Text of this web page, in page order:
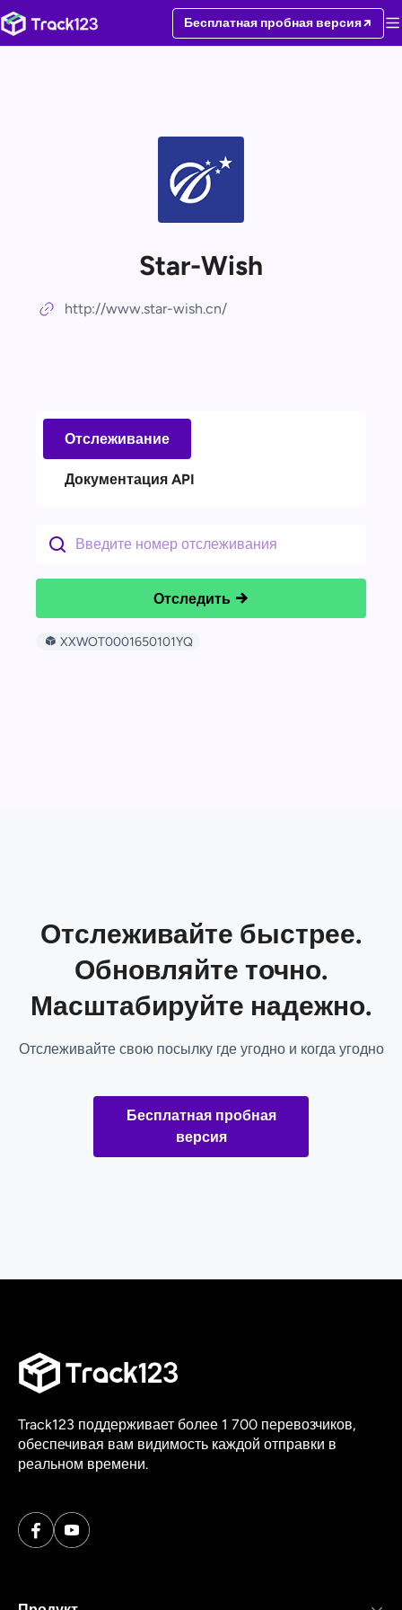
Бесплатная пробная версия
Star-Wish
http://www.star-wish.cn/
Отслеживание
Документация API
Отследить
XXWOT0001650101YQ
Отслеживайте быстрее.
Обновляйте точно.
Масштабируйте надежно.
Отслеживайте свою посылку где угодно и когда угодно
Бесплатная пробная
версия
Track123 поддерживает более 1 700 перевозчиков,
обеспечивая вам видимость каждой отправки в
реальном времени.